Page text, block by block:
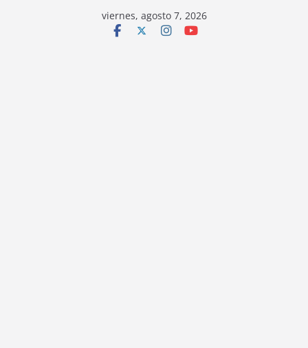
viernes, agosto 7, 2026